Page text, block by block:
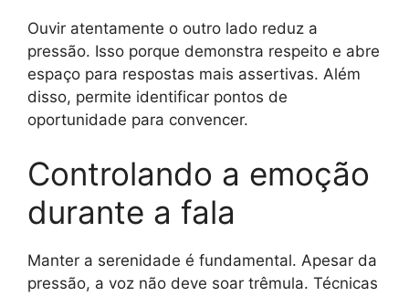
Ouvir atentamente o outro lado reduz a
pressão. Isso porque demonstra respeito e abre
espaço para respostas mais assertivas. Além
disso, permite identificar pontos de
oportunidade para convencer.
Controlando a emoção
durante a fala
Manter a serenidade é fundamental. Apesar da
pressão, a voz não deve soar trêmula. Técnicas